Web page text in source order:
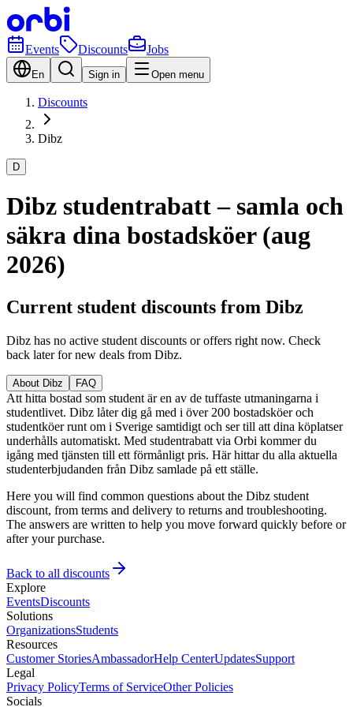
Events Discounts Jobs
En Sign in Open menu
Discounts
Dibz
D
Dibz studentrabatt – samla och
säkra dina bostadsköer (aug
2026)
Current student discounts from Dibz
Dibz has no active student discounts or offers right now. Check
back later for new deals from Dibz.
About Dibz FAQ
Att hitta bostad som student är en av de tuffaste utmaningarna i
studentlivet. Dibz låter dig gå med i över 200 bostadsköer och
studentköer runt om i Sverige samtidigt och ser till att dina köplatser
underhålls automatiskt. Med studentrabatt via Orbi kommer du
igång med tjänsten till ett förmånligt pris. Här hittar du alla aktuella
studenterbjudanden från Dibz samlade på ett ställe.
Here you will find common questions about the Dibz student
discount, from terms and delivery to returns and troubleshooting.
The answers are written to help you move forward quickly before or
after your purchase.
Back to all discounts
Explore
EventsDiscounts
Solutions
OrganizationsStudents
Resources
Customer StoriesAmbassadorHelp CenterUpdatesSupport
Legal
Privacy PolicyTerms of ServiceOther Policies
Socials